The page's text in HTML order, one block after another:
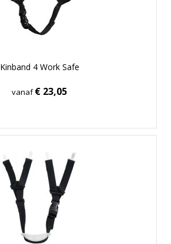
Kinband 4 Work Safe
vanaf€ 23,05